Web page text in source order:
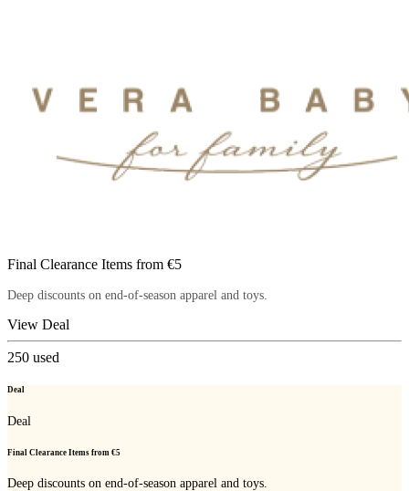
Final Clearance Items from €5
Deep discounts on end-of-season apparel and toys.
View Deal
250 used
Deal
Deal
Final Clearance Items from €5
Deep discounts on end-of-season apparel and toys.